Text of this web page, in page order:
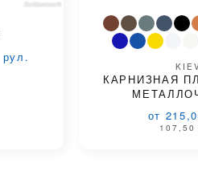
рул.
КАРНИЗНАЯ
от
107,50